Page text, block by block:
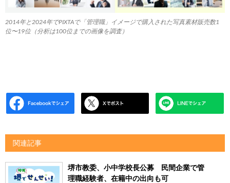
2014年と2024年でPIXTAで「管理職」イメージで購入された写真素材販売数1
位〜19位（分析は100位までの画像を調査）
関連記事
堺市教委、小中学校長公募 民間企業で管
理職経験者、在籍中の出向も可